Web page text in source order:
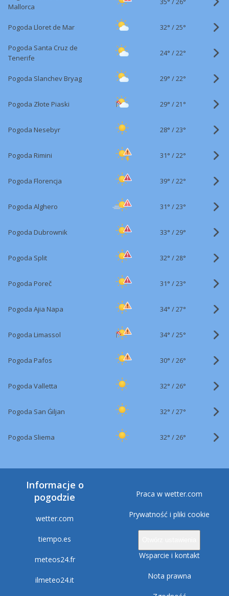
Mallorca
Pogoda Lloret de Mar 32° /25°
Pogoda Santa Cruz de
Tenerife
24° /22°
Pogoda Slanchev Bryag 29° /22°
Pogoda Złote Piaski 29° /21°
Pogoda Nesebyr 28° /23°
Pogoda Rimini 31° /22°
Pogoda Florencja 39° /22°
Pogoda Alghero 31° /23°
Pogoda Dubrownik 33° /29°
Pogoda Split 32° /28°
Pogoda Poreč 31° /23°
Pogoda Ajia Napa 34° /27°
Pogoda Limassol 34° /25°
Pogoda Pafos 30° /26°
Pogoda Valletta 32° /26°
Pogoda San Ġiljan 32° /27°
Pogoda Sliema 32° /26°
Informacje o
pogodzie
wetter.com
tiempo.es
meteos24.fr
ilmeteo24.it
Praca w wetter.com
Prywatność i pliki cookie
Wsparcie i kontakt
Nota prawna